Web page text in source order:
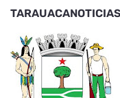
TARAUACANOTICIAS